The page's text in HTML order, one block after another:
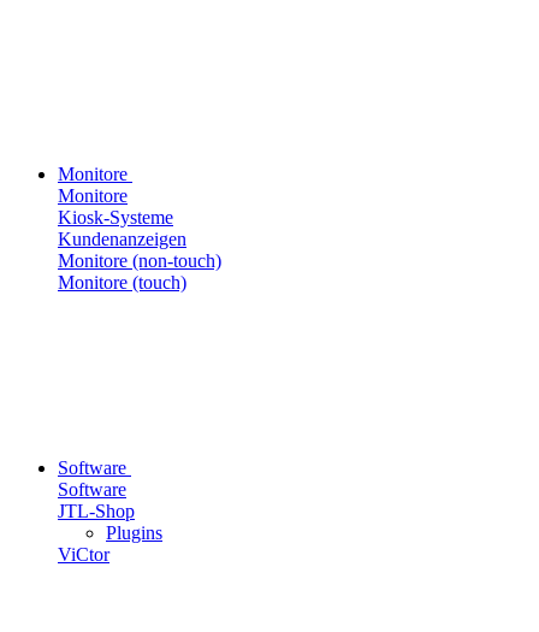
Monitore
Monitore
Kiosk-Systeme
Kundenanzeigen
Monitore (non-touch)
Monitore (touch)
Software
Software
JTL-Shop
Plugins
ViCtor